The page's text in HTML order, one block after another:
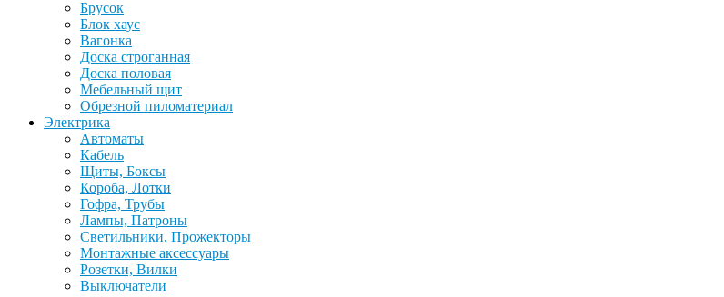
Брусок
Блок хаус
Вагонка
Доска строганная
Доска половая
Мебельный щит
Обрезной пиломатериал
Электрика
Автоматы
Кабель
Щиты, Боксы
Короба, Лотки
Гофра, Трубы
Лампы, Патроны
Светильники, Прожекторы
Монтажные аксессуары
Розетки, Вилки
Выключатели